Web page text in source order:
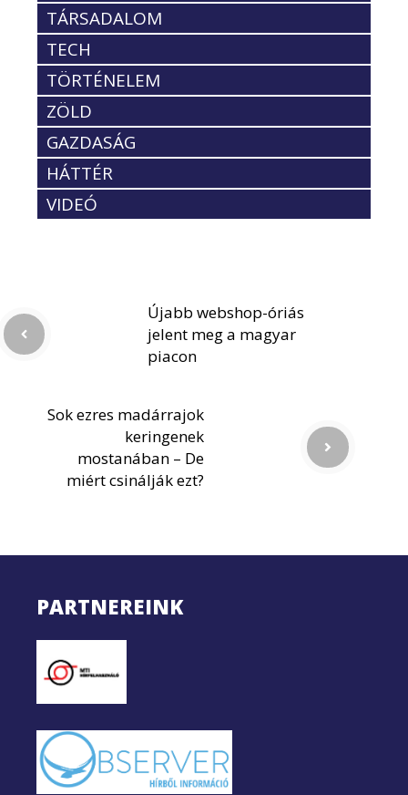
TÁRSADALOM
TECH
TÖRTÉNELEM
ZÖLD
GAZDASÁG
HÁTTÉR
VIDEÓ
Újabb webshop-óriás
jelent meg a magyar
piacon
Sok ezres madárrajok
keringenek
mostanában – De
miért csinálják ezt?
PARTNEREINK